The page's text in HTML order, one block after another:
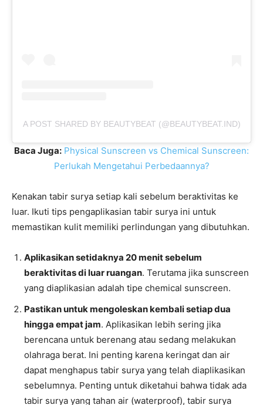
A POST SHARED BY BEAUTYBEAT (@BEAUTYBEAT.IND)
Baca Juga: Physical Sunscreen vs Chemical Sunscreen:
Perlukah Mengetahui Perbedaannya?
Kenakan tabir surya setiap kali sebelum beraktivitas ke
luar. Ikuti tips pengaplikasian tabir surya ini untuk
memastikan kulit memiliki perlindungan yang dibutuhkan.
Aplikasikan setidaknya 20 menit sebelum
beraktivitas di luar ruangan. Terutama jika sunscreen
yang diaplikasian adalah tipe chemical sunscreen.
Pastikan untuk mengoleskan kembali setiap dua
hingga empat jam. Aplikasikan lebih sering jika
berencana untuk berenang atau sedang melakukan
olahraga berat. Ini penting karena keringat dan air
dapat menghapus tabir surya yang telah diaplikasikan
sebelumnya. Penting untuk diketahui bahwa tidak ada
tabir surya yang tahan air (waterproof), tabir surya